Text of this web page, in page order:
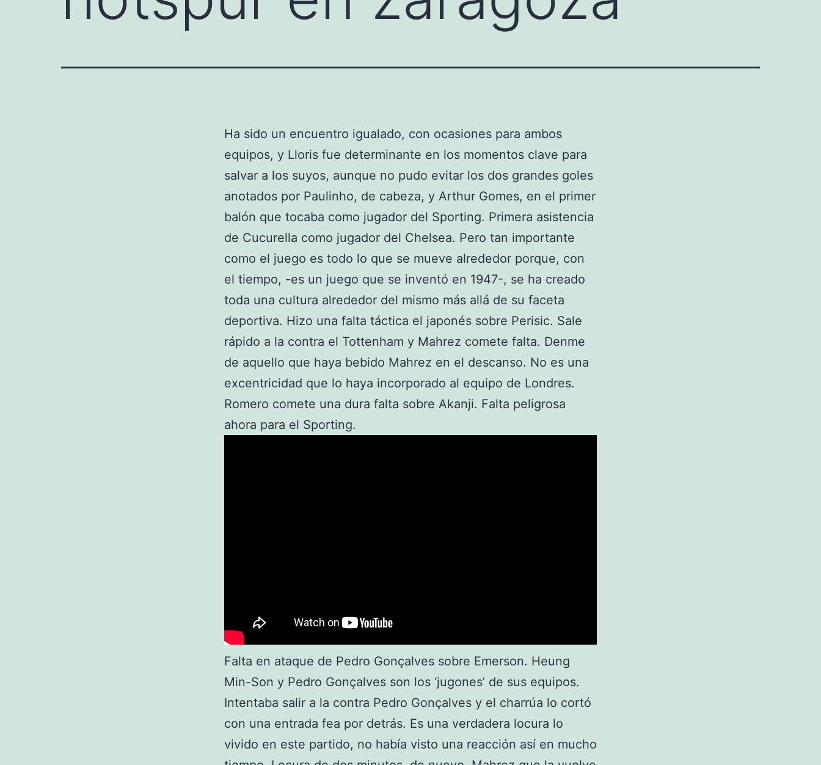
Ha sido un encuentro igualado, con ocasiones para ambos
equipos, y Lloris fue determinante en los momentos clave para
salvar a los suyos, aunque no pudo evitar los dos grandes goles
anotados por Paulinho, de cabeza, y Arthur Gomes, en el primer
balón que tocaba como jugador del Sporting. Primera asistencia
de Cucurella como jugador del Chelsea. Pero tan importante
como el juego es todo lo que se mueve alrededor porque, con
el tiempo, -es un juego que se inventó en 1947-, se ha creado
toda una cultura alrededor del mismo más allá de su faceta
deportiva. Hizo una falta táctica el japonés sobre Perisic. Sale
rápido a la contra el Tottenham y Mahrez comete falta. Denme
de aquello que haya bebido Mahrez en el descanso. No es una
excentricidad que lo haya incorporado al equipo de Londres.
Romero comete una dura falta sobre Akanji. Falta peligrosa
ahora para el Sporting.
Falta en ataque de Pedro Gonçalves sobre Emerson. Heung
Min-Son y Pedro Gonçalves son los ‘jugones’ de sus equipos.
Intentaba salir a la contra Pedro Gonçalves y el charrúa lo cortó
con una entrada fea por detrás. Es una verdadera locura lo
vivido en este partido, no había visto una reacción así en mucho